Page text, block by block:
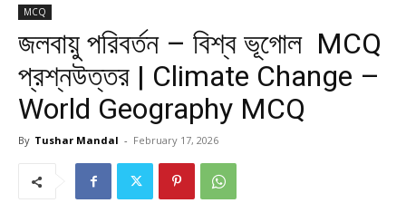
MCQ
জলবায়ু পরিবর্তন – বিশ্ব ভূগোল MCQ
প্রশ্নউত্তর | Climate Change –
World Geography MCQ
By Tushar Mandal - February 17, 2026